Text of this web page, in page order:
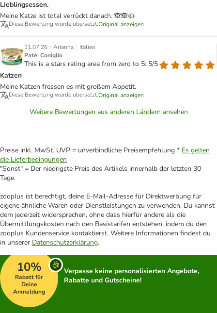
Lieblingsessen.
Meine Katze ist total verrückt danach. 🙈🙈👍
Diese Bewertung wurde übersetzt.Original anzeigen
11.07.26 | Arianna | Italien
Paté: Coniglio
This is a stars rating area from zero to 5: 5/5
Katzen
Meine Katzen fressen es mit großem Appetit.
Diese Bewertung wurde übersetzt.Original anzeigen
Weitere Bewertungen aus anderen Ländern ansehen
Preise inkl. MwSt. UVP = unverbindliche Preisempfehlung * Es gelten
die Lieferbedingungen
"Sonst" = Der niedrigste Preis des Artikels innerhalb der letzten 30
Tage.
zooplus ist berechtigt, deine E-Mail-Adresse für Direktwerbung für
eigene ähnliche Waren oder Dienstleistungen zu verwenden. Du kannst
dem jederzeit widersprechen, ohne dass hierfür andere als die
Übermittlungskosten nach den Basistarifen entstehen, indem du den
zooplus Kundenservice kontaktierst. Weitere Informationen findest du
in unserer Datenschutzerklärung.
10%
Rabatt für
Deine
Anmeldung
Verpasse keine personalisierten Angebote,
Rabatte und Gutscheine!